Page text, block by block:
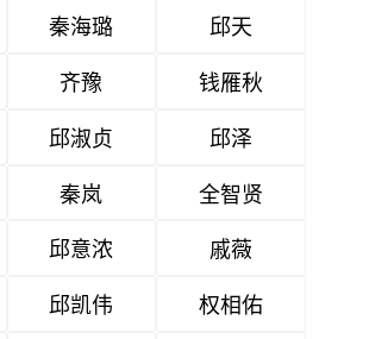
秦海璐
邱天
齐豫
钱雁秋
邱淑贞
邱泽
秦岚
全智贤
邱意浓
戚薇
邱凯伟
权相佑